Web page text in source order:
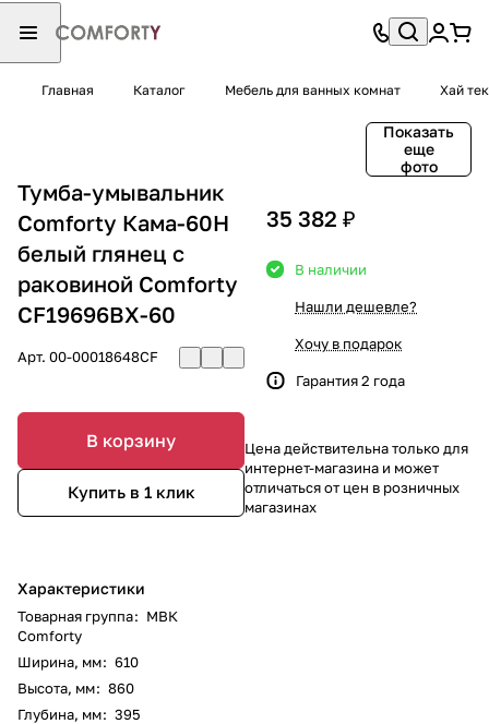
Главная Каталог Мебель для ванных комнат Хай тек
Показать
еще
фото
Тумба-умывальник
Comforty Кама-60Н
белый глянец с
раковиной Comforty
CF19696BX-60
Арт. 00-00018648CF
В корзину
Купить в 1 клик
Характеристики
Товарная группа: МВК
Comforty
Ширина, мм: 610
Высота, мм: 860
Глубина, мм: 395
35 382 ₽
В наличии
Нашли дешевле?
Хочу в подарок
Гарантия 2 года
Цена действительна только для
интернет-магазина и может
отличаться от цен в розничных
магазинах